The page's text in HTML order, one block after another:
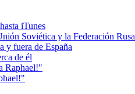
iTunes
Soviética y la Federación Rusa
y fuera de España
de él
Raphael!"